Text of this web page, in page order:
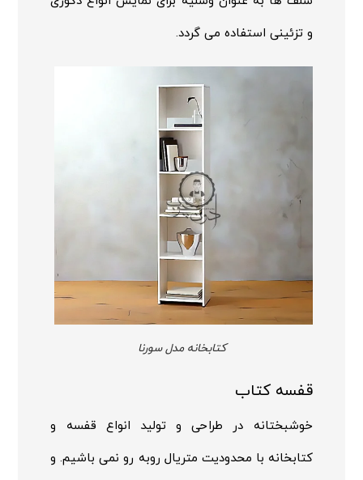
و تزئینی استفاده می گردد.
کتابخانه مدل سورنا
قفسه کتاب
خوشبختانه در طراحی و تولید انواع قفسه و
کتابخانه با محدودیت متریال روبه رو نمی باشیم. و